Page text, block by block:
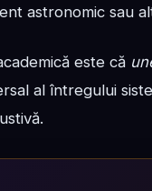
astronomic sau
este că
al întregului